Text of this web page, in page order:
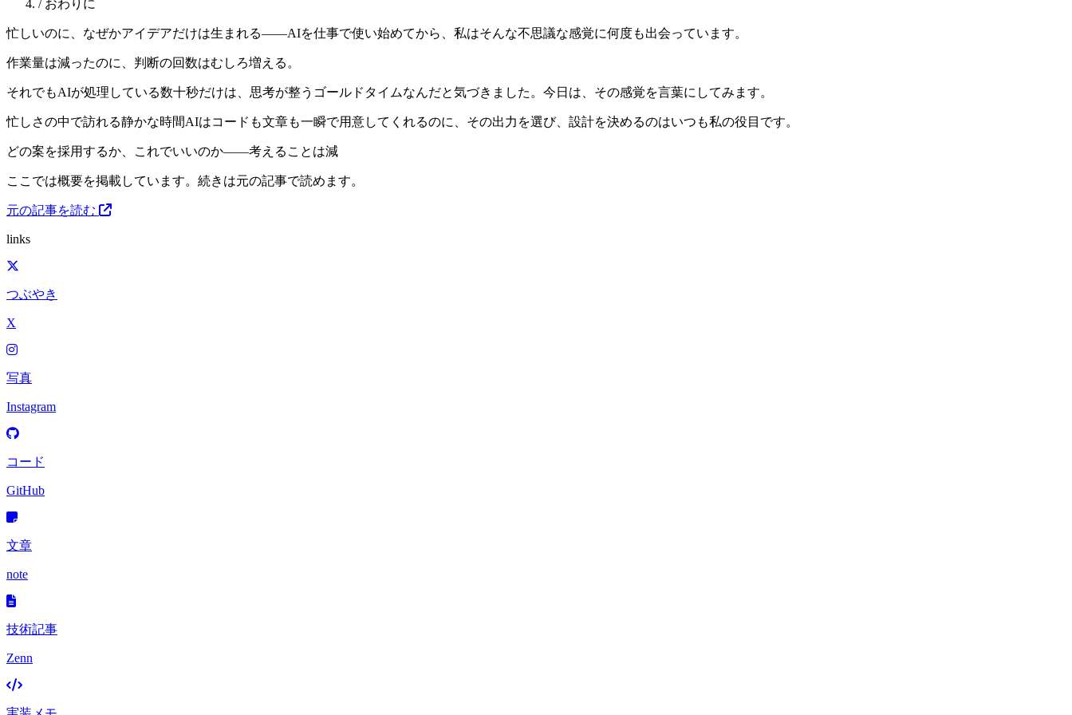
/ おわりに
忙しいのに、なぜかアイデアだけは生まれる——AIを仕事で使い始めてから、私はそんな不思議な感覚に何度も出会っています。
作業量は減ったのに、判断の回数はむしろ増える。
それでもAIが処理している数十秒だけは、思考が整うゴールドタイムなんだと気づきました。今日は、その感覚を言葉にしてみます。
忙しさの中で訪れる静かな時間AIはコードも文章も一瞬で用意してくれるのに、その出力を選び、設計を決めるのはいつも私の役目です。
どの案を採用するか、これでいいのか——考えることは減
ここでは概要を掲載しています。続きは元の記事で読めます。
元の記事を読む
links
つぶやき
X
写真
Instagram
コード
GitHub
文章
note
技術記事
Zenn